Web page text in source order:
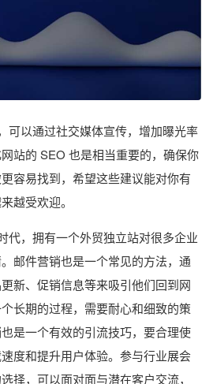
可以通过社交媒体宣传，增加曝光率
站的 SEO 也是相当重要的，确保你
容易找到，希望这些建议能对你有
越受欢迎。
代，拥有一个外贸独立站对很多企业
邮件营销也是一个常见的方法，通
新、促销信息等来吸引他们回到网
长期的过程，需要耐心和细致的策
是一个有效的引流技巧，要合理使
度和提升用户体验。参与行业展会
择，可以面对面与潜在客户交流，